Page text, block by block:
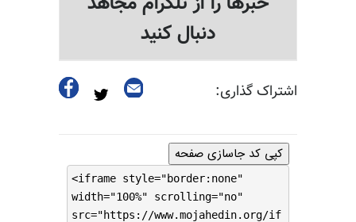
دنبال کنید
اشتراک گذاری:
کپی کد جاسازی صفحه
<iframe style="border:none"
width="100%" scrolling="no"
src="https://www.mojahedin.org/if